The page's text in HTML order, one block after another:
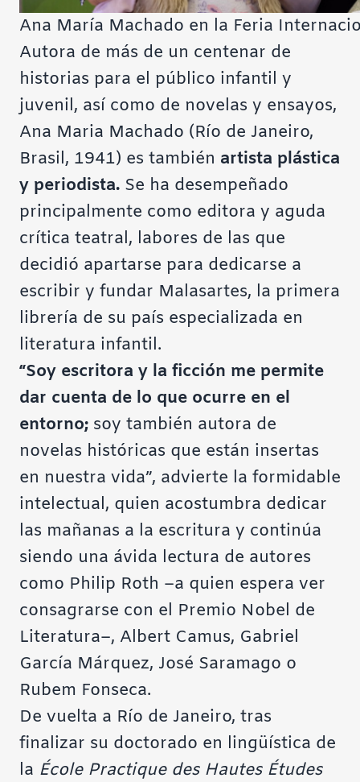
Ana María Machado en la Feria
Autora de más de un centenar de
historias para el público infantil y
juvenil, así como de novelas y ensayos,
Ana Maria Machado (Río de Janeiro,
Brasil, 1941) es también artista plástica
y periodista. Se ha desempeñado
principalmente como editora y aguda
crítica teatral, labores de las que
decidió apartarse para dedicarse a
escribir y fundar Malasartes, la primera
librería de su país especializada en
literatura infantil.
“Soy escritora y la ficción me permite
dar cuenta de lo que ocurre en el
entorno; soy también autora de
novelas históricas que están insertas
en nuestra vida”, advierte la formidable
intelectual, quien acostumbra dedicar
las mañanas a la escritura y continúa
siendo una ávida lectura de autores
como Philip Roth –a quien espera ver
consagrarse con el Premio Nobel de
Literatura–, Albert Camus, Gabriel
García Márquez, José Saramago o
Rubem Fonseca.
De vuelta a Río de Janeiro, tras
finalizar su doctorado en lingüística de
la École Practique des Hautes Études